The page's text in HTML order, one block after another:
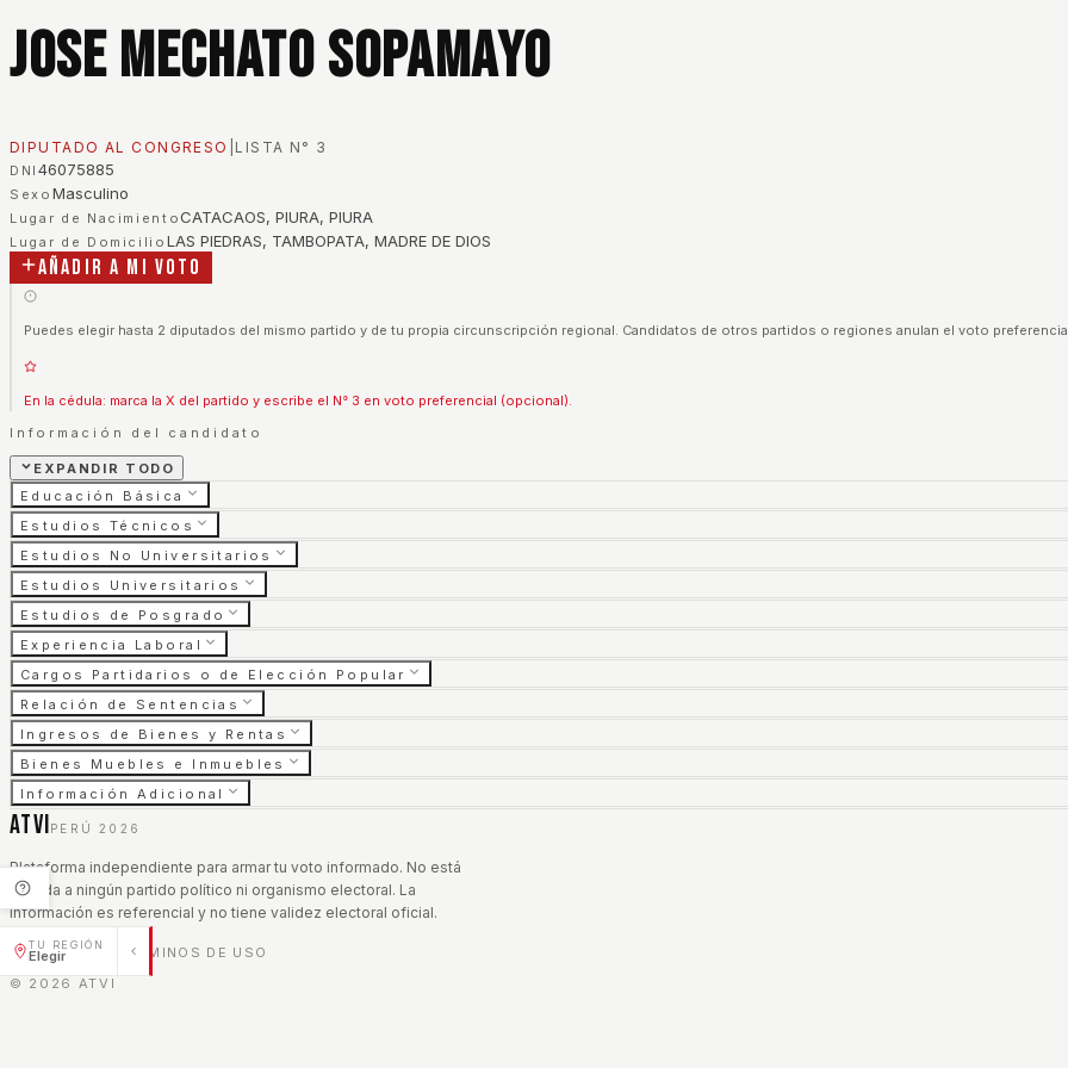
TU REGIÓN
Elegir
Jose Mechato Sopamayo
DIPUTADO AL CONGRESO LISTA N° 3
DNI 46075885
Sexo Masculino
Lugar de NacimientoCATACAOS, PIURA, PIURA
Lugar de Domicilio LAS PIEDRAS, TAMBOPATA, MADRE DE DIOS
Añadir a mi voto
Puedes elegir hasta 2 diputados del mismo partido y de tu propia circunscripción regional. Candidatos de otros partidos o regiones anulan el voto
En la cédula: marca la X del partido y escribe el N° 3 en voto preferencial (opcional).
Información del candidato
EXPANDIR TODO
Educación Básica
Estudios Técnicos
Estudios No Universitarios
Estudios Universitarios
Estudios de Posgrado
Experiencia Laboral
Cargos Partidarios o de Elección Popular
Relación de Sentencias
Ingresos de Bienes y Rentas
Bienes Muebles e Inmuebles
Información Adicional
ATVI PERÚ 2026
Plataforma independiente para armar tu voto informado. No está
afiliada a ningún partido político ni organismo electoral. La
información es referencial y no tiene validez electoral oficial.
AVISO LEGAL
TÉRMINOS DE USO
© 2026 ATVI